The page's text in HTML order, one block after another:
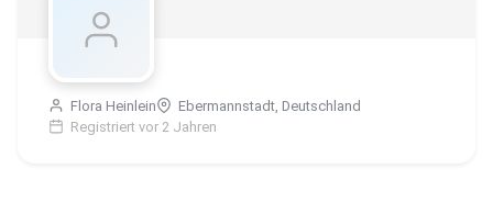
Flora Heinlein
Ebermannstadt, Deutschland
Registriert vor 2 Jahren